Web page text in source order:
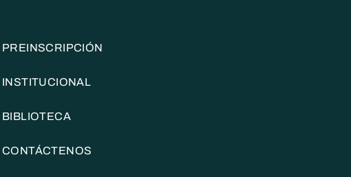
PREINSCRIPCIÓN
INSTITUCIONAL
BIBLIOTECA
CONTÁCTENOS